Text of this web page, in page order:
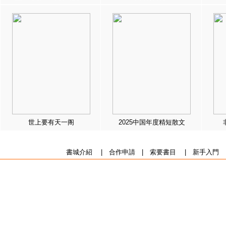
世上要有天一阁 2025中国年度精短散文
書城介紹 合作申請| 索要書目 新手入門